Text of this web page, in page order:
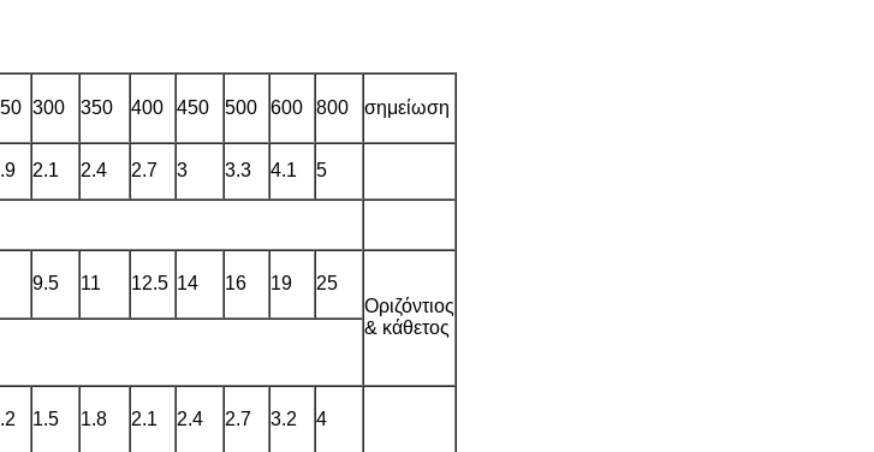
300 350 400 450 500 600 800 σημείωση
2.1 2.4 2.7 3 3.3 4.1 5
9.5 11 12.5 14 16 19
25
Οριζόντιος
& κάθετος
1.5 1.8 2.1 2.4 2.7 3.2 4